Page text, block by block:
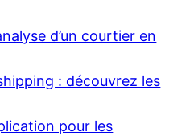
d’un courtier en
: découvrez les
pour les